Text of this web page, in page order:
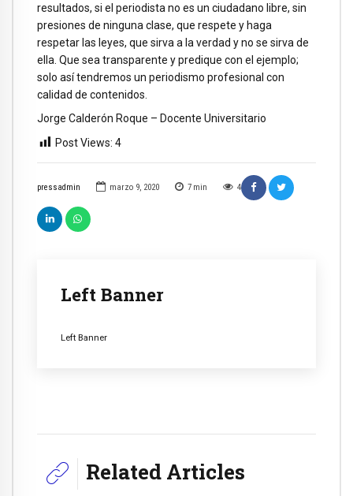
pressadmin marzo 9, 2020 7 min 4
Left Banner
Left Banner
resultados, si el periodista no es un ciudadano libre, sin
presiones de ninguna clase, que respete y haga
respetar las leyes, que sirva a la verdad y no se sirva de
ella. Que sea transparente y predique con el ejemplo;
solo así tendremos un periodismo profesional con
calidad de contenidos.
Jorge Calderón Roque – Docente Universitario
Post Views: 4
Related Articles